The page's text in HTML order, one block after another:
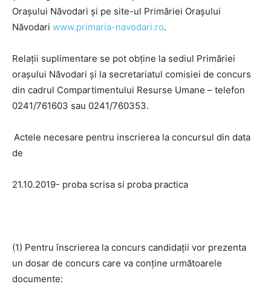
Orașului Năvodari și pe site-ul Primăriei Orașului
Năvodari www.primaria-navodari.ro.
Relații suplimentare se pot obține la sediul Primăriei
orașului Năvodari și la secretariatul comisiei de concurs
din cadrul Compartimentului Resurse Umane – telefon
0241/761603 sau 0241/760353.
Actele necesare pentru inscrierea la concursul din data
de
21.10.2019- proba scrisa si proba practica
(1) Pentru înscrierea la concurs candidaţii vor prezenta
un dosar de concurs care va conţine următoarele
documente: